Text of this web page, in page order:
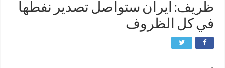
ظريف: ايران ستواصل تصدير نفطها
في كل الظروف